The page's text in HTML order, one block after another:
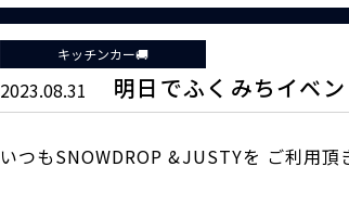
キッチンカー🚚
2023.08.31 明日でふくみちイベン
いつもSNOWDROP &JUSTYを ご利用頂